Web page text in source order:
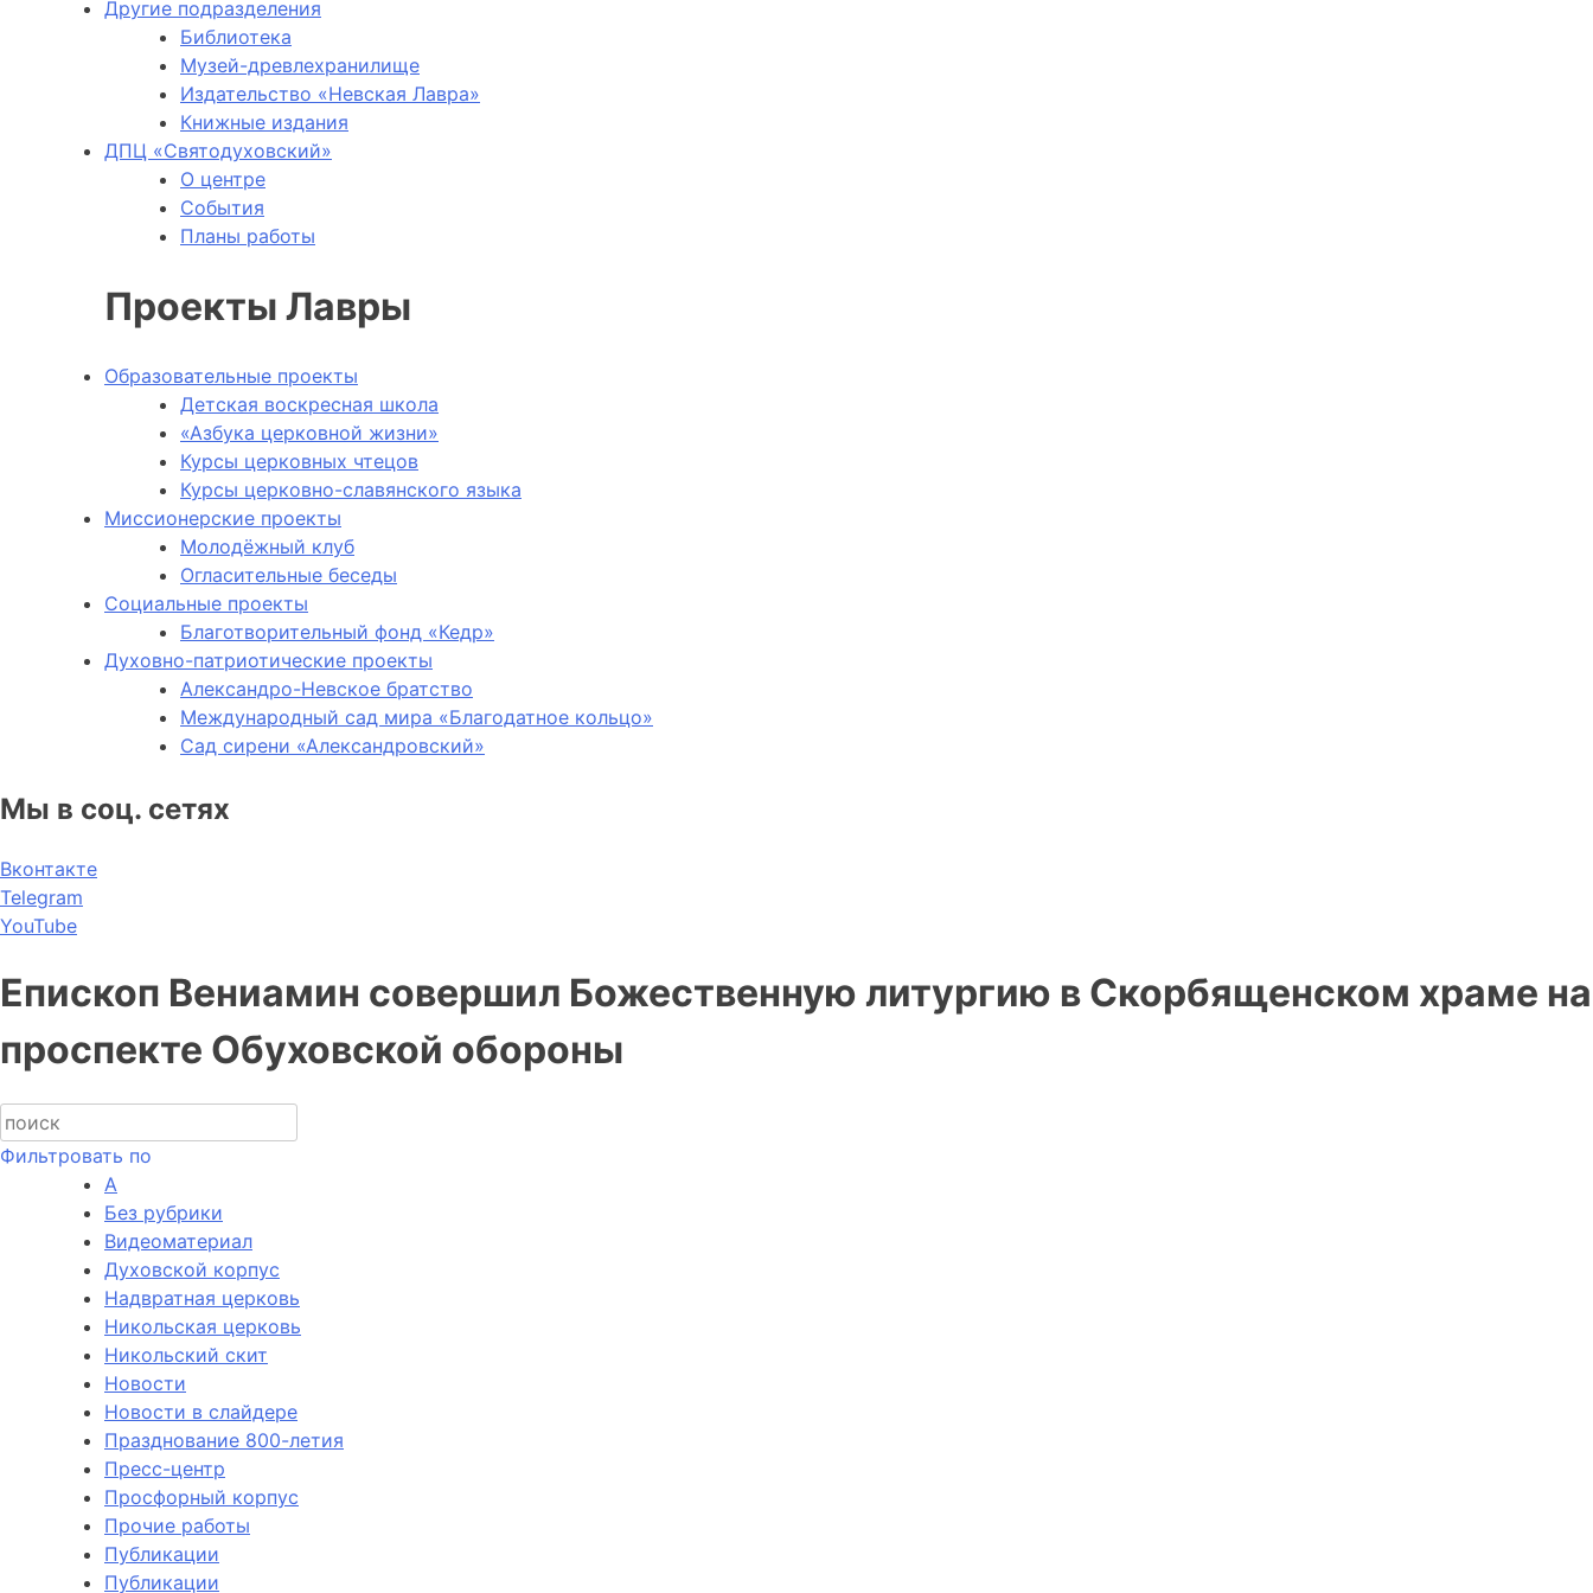
Другие подразделения
Библиотека
Музей-древлехранилище
Издательство «Невская Лавра»
Книжные издания
ДПЦ «Святодуховский»
О центре
События
Планы работы
Проекты Лавры
Образовательные проекты
Детская воскресная школа
«Азбука церковной жизни»
Курсы церковных чтецов
Курсы церковно-славянского языка
Миссионерские проекты
Молодёжный клуб
Огласительные беседы
Социальные проекты
Благотворительный фонд «Кедр»
Духовно-патриотические проекты
Александро-Невское братство
Международный сад мира «Благодатное кольцо»
Сад сирени «Александровский»
Мы в соц. сетях
Вконтакте
Telegram
YouTube
Епископ Вениамин совершил Божественную литургию в Скорбященском храме на
проспекте Обуховской обороны
Фильтровать по
А
Без рубрики
Видеоматериал
Духовской корпус
Надвратная церковь
Никольская церковь
Никольский скит
Новости
Новости в слайдере
Празднование 800-летия
Пресс-центр
Просфорный корпус
Прочие работы
Публикации
Публикации